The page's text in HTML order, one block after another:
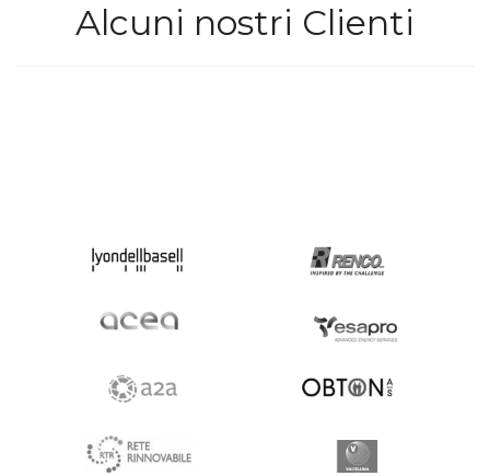
Alcuni nostri Clienti